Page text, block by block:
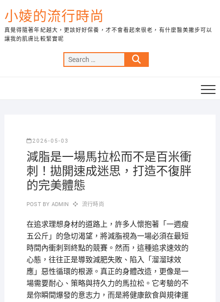
to
content
小婈的流行時尚
真覺得隨著年紀越大，更該好好保養，才不會看起來很老，有什麼醫美撇步可以
讓我的肌膚比較緊實呢
Search
…
2026-05-03
減脂是一場馬拉松而不是百米衝
刺！拋開速成迷思，打造不復胖
的完美體態
POST BY ADMIN 流行時尚
在追求理想身材的道路上，許多人懷抱著「一週瘦
五公斤」的急切渴望，將減脂視為一場必須在最短
時間內衝刺到終點的競賽。然而，這種追求速效的
心態，往往正是導致減肥失敗、陷入「溜溜球效
應」惡性循環的根源。真正的身體改造，更像是一
場需要耐心、策略與持久力的馬拉松。它考驗的不
是你瞬間爆發的意志力，而是將健康飲食與規律運